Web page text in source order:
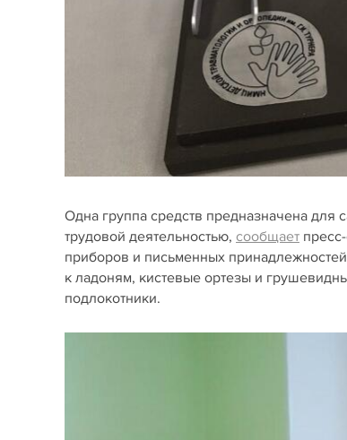
Одна группа средств предназначена для
трудовой деятельностью, сообщает
приборов и письменных
к ладоням, кистевые ортезы и
подлокотники.